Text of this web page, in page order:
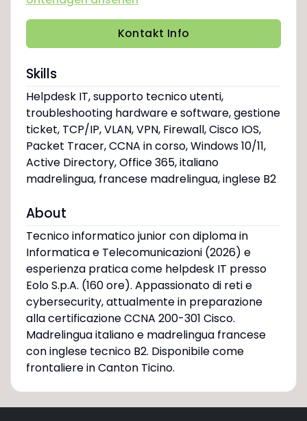
Kontakt Info
Skills
Helpdesk IT, supporto tecnico utenti,
troubleshooting hardware e software, gestione
ticket, TCP/IP, VLAN, VPN, Firewall, Cisco IOS,
Packet Tracer, CCNA in corso, Windows 10/11,
Active Directory, Office 365, italiano
madrelingua, francese madrelingua, inglese B2
About
Tecnico informatico junior con diploma in
Informatica e Telecomunicazioni (2026) e
esperienza pratica come helpdesk IT presso
Eolo S.p.A. (160 ore). Appassionato di reti e
cybersecurity, attualmente in preparazione
alla certificazione CCNA 200-301 Cisco.
Madrelingua italiano e madrelingua francese
con inglese tecnico B2. Disponibile come
frontaliere in Canton Ticino.